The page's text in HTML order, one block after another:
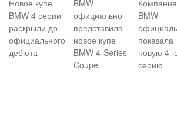
Новое купе
BMW 4 серии
раскрыли до
официального
дебюта
BMW
официально
представила
новое купе
BMW 4-Series
Coupe
Компания
BMW
показала
новую 4-
серию